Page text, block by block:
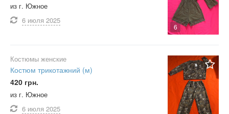
6
из г. Южное
6 июля 2025
Костюмы женские
Костюм трикотажний (м)
420 грн.
из г. Южное
6 июля 2025